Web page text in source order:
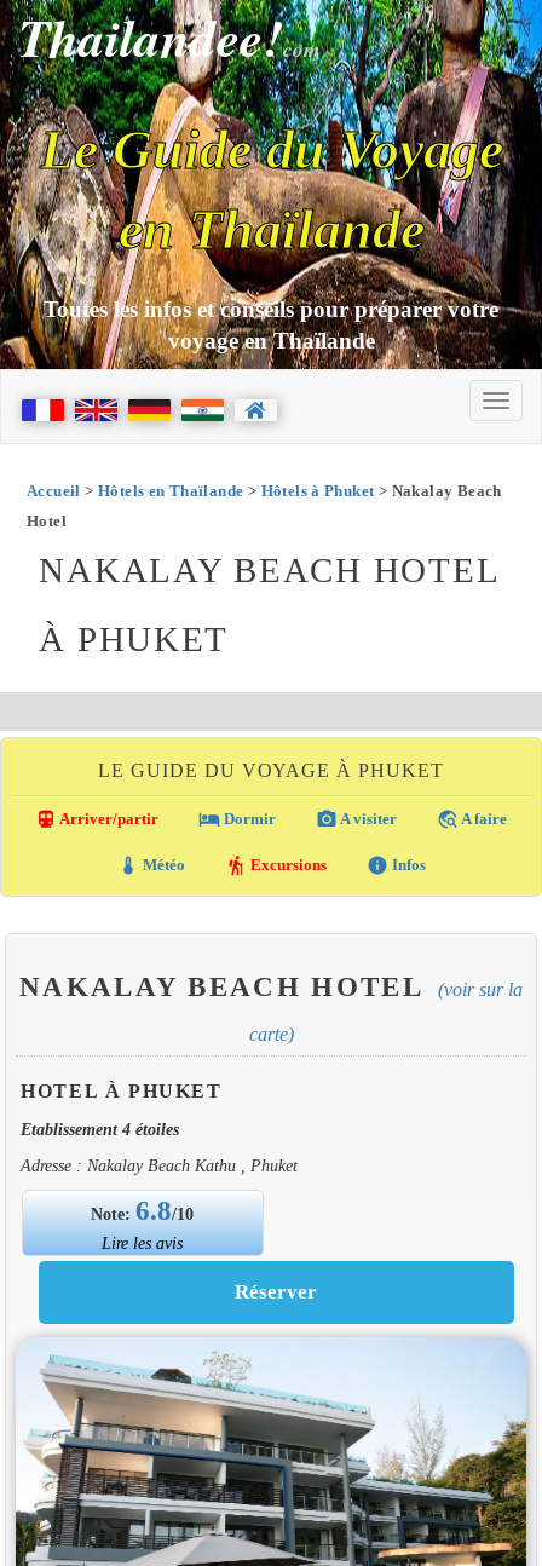
Thailandee!com
Le Guide du Voyage
en Thaïlande
Toutes les infos et conseils pour préparer votre
voyage en Thaïlande
Accueil > Hôtels en Thaïlande > Hôtels à Phuket> Nakalay Beach
Hotel
NAKALAY BEACH HOTEL
À PHUKET
LE GUIDE DU VOYAGE À PHUKET
directions_transit Arriver/partir local_hotel Dormir photo_camera A visiter travel_explore A faire
thermostat Météo hiking Excursions info Infos
NAKALAY BEACH HOTEL (voir sur la
carte)
HOTEL À PHUKET
Etablissement 4 étoiles
Adresse : Nakalay Beach Kathu , Phuket
Note:6.8/10
Lire les avis